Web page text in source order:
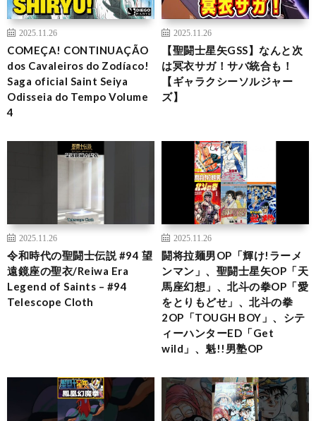
2025.11.26
COMEÇA! CONTINUAÇÃO
dos Cavaleiros do Zodíaco!
Saga oficial Saint Seiya
Odisseia do Tempo Volume
4
2025.11.26
【聖闘士星矢GSS】なんと次
は冥衣サガ！サバ統合も！
【ギャラクシーソルジャー
ズ】
2025.11.26
令和時代の聖闘士伝説 #94 望
遠鏡座の聖衣/Reiwa Era
Legend of Saints – #94
Telescope Cloth
2025.11.26
闘将拉麺男OP「輝け!ラーメ
ンマン」、聖闘士星矢OP「天
馬座幻想」、北斗の拳OP「愛
をとりもどせ」、北斗の拳
2OP「TOUGH BOY」、シテ
ィーハンターED「Get
wild」、魁!!男塾OP